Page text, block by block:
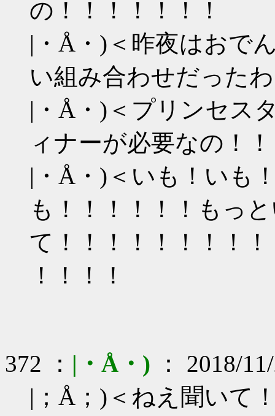
の！！！！！！！
|・Å・)＜昨夜はおで
い組み合わせだった
|・Å・)＜プリンセス
ィナーが必要なの！
|・Å・)＜いも！いも
も！！！！！！もっ
て！！！！！！！！！
！！！！
372 ： |・Å・) ： 2018/
|；Å；)＜ねえ聞いて